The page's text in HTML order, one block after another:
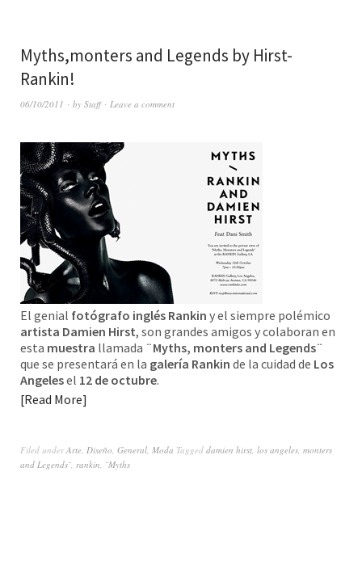
Myths,monters and Legends by Hirst-
Rankin!
06/10/2011 by Staff Leave a comment
El genial fotógrafo inglés Rankin y el siempre polémico
artista Damien Hirst, son grandes amigos y colaboran en
esta muestra llamada ¨Myths, monters and Legends¨
que se presentará en la galería Rankin de la cuidad de Los
Angelesel 12 de octubre.
Read More
Filed underArte, Diseño, General, Moda Tagged damien hirst, los angeles, monters
and Legends¨, rankin, ¨Myths